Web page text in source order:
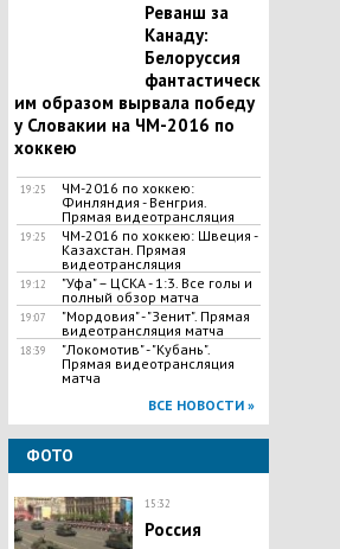
Реванш за
Канаду:
Белоруссия
фантастическ
им образом вырвала победу
у Словакии на ЧМ-2016 по
хоккею
19:25
ЧМ-2016 по хоккею:
Финляндия - Венгрия.
Прямая видеотрансляция
19:25
ЧМ-2016 по хоккею: Швеция -
Казахстан. Прямая
видеотрансляция
19:12
"​Уфа" – ЦСКА - 1:3. Все голы и
полный обзор матча
19:07
"Мордовия" - "Зенит". Прямая
видеотрансляция матча
18:39
"Локомотив" - "Кубань".
Прямая видеотрансляция
матча
ВСЕ НОВОСТИ »
ФОТО
15:32
Россия